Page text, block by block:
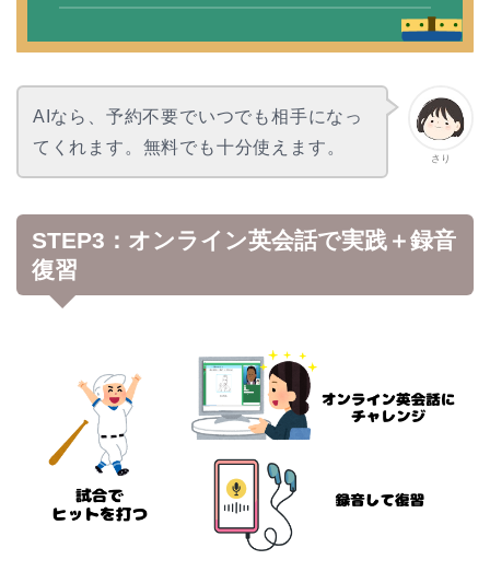
さり
AIなら、予約不要でいつでも相手になっ
てくれます。無料でも十分使えます。
STEP3：オンライン英会話で実践＋録音
復習